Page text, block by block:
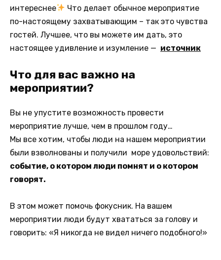
интереснее
Что делает обычное мероприятие
по-настоящему захватывающим – так это чувства
гостей. Лучшее, что вы можете им дать, это
настоящее удивление и изумление — источник
Что для вас важно на
мероприятии?
Вы не упустите возможность провести
мероприятие лучше, чем в прошлом году…
Мы все хотим, чтобы люди на нашем мероприятии
были взволнованы и получили море удовольствий:
событие, о котором люди помнят и о котором
говорят.
В этом может помочь фокусник. На вашем
мероприятии люди будут хвататься за голову и
говорить: «Я никогда не видел ничего подобного!»